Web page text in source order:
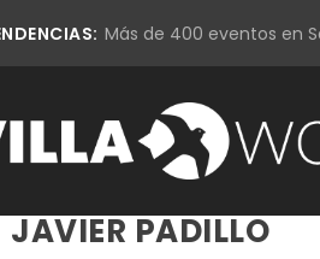
Más de 400 eventos en
JAVIER PADILLO